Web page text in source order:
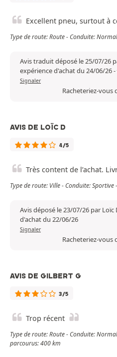
Excellent pneu, surtout à
Type de route: Route - Conduite:
Avis traduit déposé le 25/07/26
expérience d'achat du 24/06/26-
Signaler
Racheteriez-vous
AVIS DE LOÏC D
4/5
Très content de l’achat.
Type de route: Ville - Conduite: Sportive
Avis déposé le 23/07/26 par
d'achat du 22/06/26
Signaler
Racheteriez-vous
AVIS DE GILBERT G
3/5
Trop récent
Type de route: Route - Conduite:
parcourus: 400 km